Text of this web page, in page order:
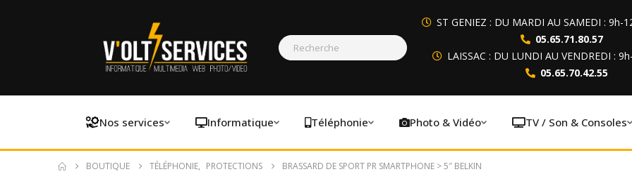
ST GENIEZ : DU MARDI AU SAMEDI : 9h-
05.65.71.80.57
LAISSAC : DU LUNDI AU VENDREDI :
05.65.70.42.55
Nos services Informatique Téléphonie Photo & Vidéo TV / Son & Consoles
BOUTIQUE TÉLÉPHONIE, PROTECTIONS BRASSARD DE SPORT PR SMARTPHONE > 5″ BELKIN